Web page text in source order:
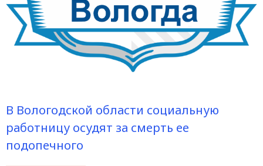
В Вологодской области социальную
работницу осудят за смерть ее
подопечного